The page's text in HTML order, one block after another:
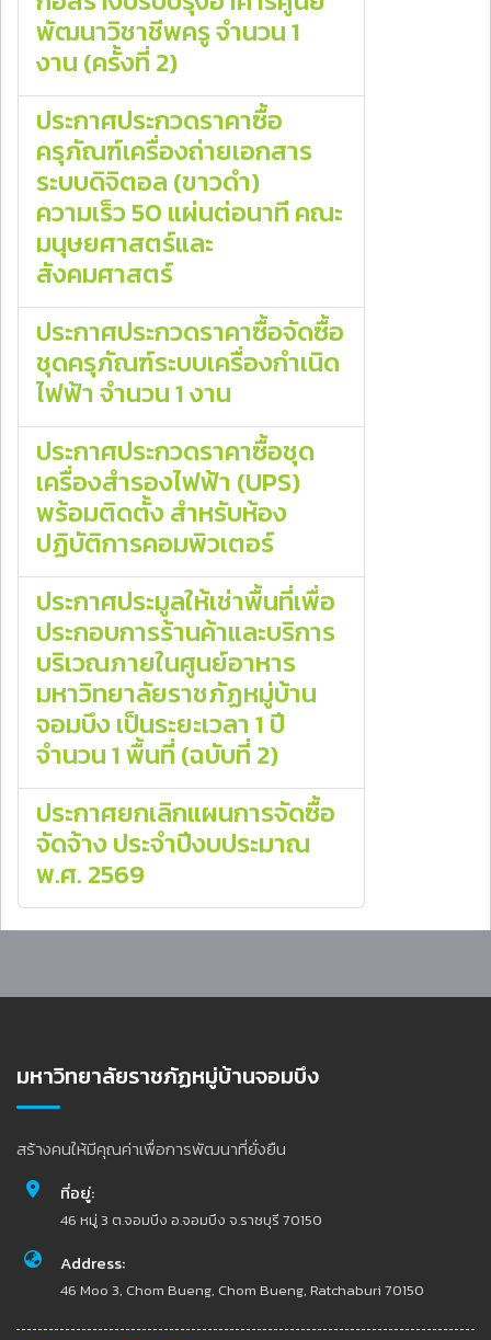
พัฒนาวิชาชีพครู จํานวน 1
งาน (ครั้งที่ 2)
ประกาศประกวดราคาซื้อ
ครุภัณฑ์เครื่องถ่ายเอกสาร
ระบบดิจิตอล (ขาวดํา)
ความเร็ว 50 แผ่นต่อนาที คณะ
มนุษยศาสตร์และ
สังคมศาสตร์
ประกาศประกวดราคาซื้อจัดซื้อ
ชุดครุภัณฑ์ระบบเครื่องกำเนิด
ไฟฟ้า จํานวน 1 งาน
ประกาศประกวดราคาซื้อชุด
เครื่องสํารองไฟฟ้า (UPS)
พร้อมติดตั้ง สําหรับห้อง
ปฏิบัติการคอมพิวเตอร์
ประกาศประมูลให้เช่าพื้นที่เพื่อ
ประกอบการร้านค้าและบริการ
บริเวณภายในศูนย์อาหาร
มหาวิทยาลัยราชภัฏหมู่บ้าน
จอมบึง เป็นระยะเวลา 1 ปี
จำนวน 1 พื้นที่ (ฉบับที่ 2)
ประกาศยกเลิกแผนการจัดซื้อ
จัดจ้าง ประจําปีงบประมาณ
พ.ศ. 2569
มหาวิทยาลัยราชภัฏหมู่บ้านจอมบึง
สร้างคนให้มีคุณค่าเพื่อการพัฒนาที่ยั่งยืน
ที่อยู่:
46 หมู่ 3 ต.จอมบึง อ.จอมบึง จ.ราชบุรี 70150
Address:
46 Moo 3, Chom Bueng, Chom Bueng, Ratchaburi 70150